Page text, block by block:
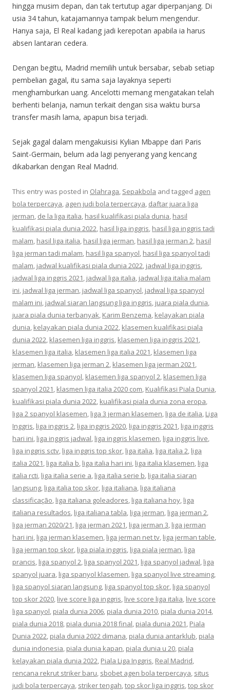
hingga musim depan, dan tak tertutup agar diperpanjang. Di
usia 34 tahun, katajamannya tampak belum mengendur.
Hanya saja, El Real kadang jadi kerepotan apabila ia harus
absen lantaran cedera.
Dengan begitu, Madrid memilih untuk bersabar, sebab setiap
pembelian gagal, itu sama saja layaknya seperti
menghamburkan uang. Ancelotti memang mengatakan telah
berhenti belanja, namun terkait dengan sisa waktu bursa
transfer masih lama, apapun bisa terjadi.
Sejak gagal dalam mengakuisisi Kylian Mbappe dari Paris
Saint-Germain, belum ada lagi penyerang yang kencang
dikabarkan dengan Real Madrid.
This entry was posted in Olahraga, Sepakbola and tagged agen
bola terpercaya, agen judi bola terpercaya, daftar juara liga
jerman, de la liga italia, hasil kualifikasi piala dunia, hasil
kualifikasi piala dunia 2022, hasil liga inggris, hasil liga inggris tadi
malam, hasil liga italia, hasil liga jerman, hasil liga jerman 2, hasil
liga jerman tadi malam, hasil liga spanyol, hasil liga spanyol tadi
malam, jadwal kualifikasi piala dunia 2022, jadwal liga inggris,
jadwal liga inggris 2021, jadwal liga italia, jadwal liga italia malam
ini, jadwal liga jerman, jadwal liga spanyol, jadwal liga spanyol
malam ini, jadwal siaran langsung liga inggris, juara piala dunia,
juara piala dunia terbanyak, Karim Benzema, kelayakan piala
dunia, kelayakan piala dunia 2022, klasemen kualifikasi piala
dunia 2022, klasemen liga inggris, klasemen liga inggris 2021,
klasemen liga italia, klasemen liga italia 2021, klasemen liga
jerman, klasemen liga jerman 2, klasemen liga jerman 2021,
klasemen liga spanyol, klasemen liga spanyol 2, klasemen liga
spanyol 2021, klasmen liga italia 2020 com, Kualifikasi Piala Dunia,
kualifikasi piala dunia 2022, kualifikasi piala dunia zona eropa,
liga 2 spanyol klasemen, liga 3 jerman klasemen, liga de italia, Liga
Inggris, liga inggris 2, liga inggris 2020, liga inggris 2021, liga inggris
hari ini, liga inggris jadwal, liga inggris klasemen, liga inggris live,
liga inggris sctv, liga inggris top skor, liga italia, liga italia 2, liga
italia 2021, liga italia b, liga italia hari ini, liga italia klasemen, liga
italia rcti, liga italia serie a, liga italia serie b, liga italia siaran
langsung, liga italia top skor, liga italiana, liga italiana
classificação, liga italiana goleadores, liga italiana hoy, liga
italiana resultados, liga italiana tabla, liga jerman, liga jerman 2,
liga jerman 2020/21, liga jerman 2021, liga jerman 3, liga jerman
hari ini, liga jerman klasemen, liga jerman net tv, liga jerman table,
liga jerman top skor, liga piala inggris, liga piala jerman, liga
prancis, liga spanyol 2, liga spanyol 2021, liga spanyol jadwal, liga
spanyol juara, liga spanyol klasemen, liga spanyol live streaming,
liga spanyol siaran langsung, liga spanyol top skor, liga spanyol
top skor 2020, live score liga inggris, live score liga italia, live score
liga spanyol, piala dunia 2006, piala dunia 2010, piala dunia 2014,
piala dunia 2018, piala dunia 2018 final, piala dunia 2021, Piala
Dunia 2022, piala dunia 2022 dimana, piala dunia antarklub, piala
dunia indonesia, piala dunia kapan, piala dunia u 20, piala
kelayakan piala dunia 2022, Piala Liga Inggris, Real Madrid,
rencana rekrut striker baru, sbobet agen bola terpercaya, situs
judi bola terpercaya, striker tengah,top skor liga inggris,top skor